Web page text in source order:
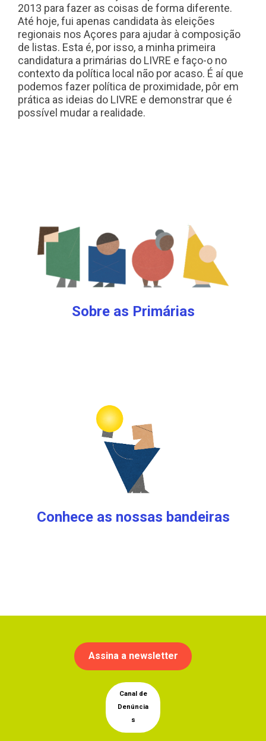
2013 para fazer as coisas de forma diferente.
Até hoje, fui apenas candidata às eleições
regionais nos Açores para ajudar à composição
de listas. Esta é, por isso, a minha primeira
candidatura a primárias do LIVRE e faço-o no
contexto da política local não por acaso. É aí que
podemos fazer política de proximidade, pôr em
prática as ideias do LIVRE e demonstrar que é
possível mudar a realidade.
Sobre as Primárias
Conhece as nossas bandeiras
Assina a newsletter
Canal de
Denúncia
s